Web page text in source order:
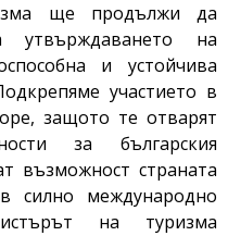
ще продължи да
утвърждаването на
и устойчива
участието в
защото те отварят
за българския
възможност страната
силно международно
на туризма